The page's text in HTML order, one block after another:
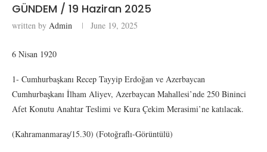
GÜNDEM / 19 Haziran 2025
written by Admin June 19, 2025
6 Nisan 1920
1- Cumhurbaşkanı Recep Tayyip Erdoğan ve Azerbaycan
Cumhurbaşkanı İlham Aliyev, Azerbaycan Mahallesi’nde 250 Bininci
Afet Konutu Anahtar Teslimi ve Kura Çekim Merasimi’ne katılacak.
(Kahramanmaraş/15.30) (Fotoğraflı-Görüntülü)